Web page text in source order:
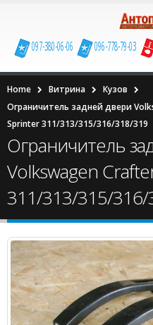
097-380-06-06 096-778-79-03
Home Витрина
Кузов
Ограничитель задней двери
Sprinter 311/313/315/316/318/319
Ограничитель
Volkswagen
311/313/315/